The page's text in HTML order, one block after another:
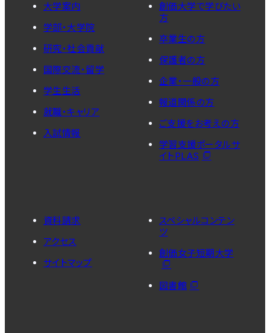
大学案内
学部・大学院
研究・社会貢献
国際交流・留学
学生生活
就職・キャリア
入試情報
創価大学で学びたい
方
卒業生の方
保護者の方
企業・一般の方
報道関係の方
ご支援をお考えの方
学習支援ポータルサ
イトPLAS
資料請求
アクセス
サイトマップ
スペシャルコンテン
ツ
創価女子短期大学
図書館